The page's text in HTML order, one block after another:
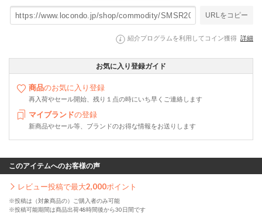
URLをコピー
紹介プログラムを利用してコイン獲得 詳細
お気に入り登録ガイド
商品のお気に入り登録
再入荷やセール開始、残り１点の時にいち早くご連絡します
マイブランドの登録
新商品やセール等、ブランドのお得な情報をお送りします
このアイテムへのお客様の声
レビュー投稿で最大2,000ポイント
※投稿は（対象商品の）ご購入者のみ可能
※投稿可能期間は商品出荷48時間後から30日間です